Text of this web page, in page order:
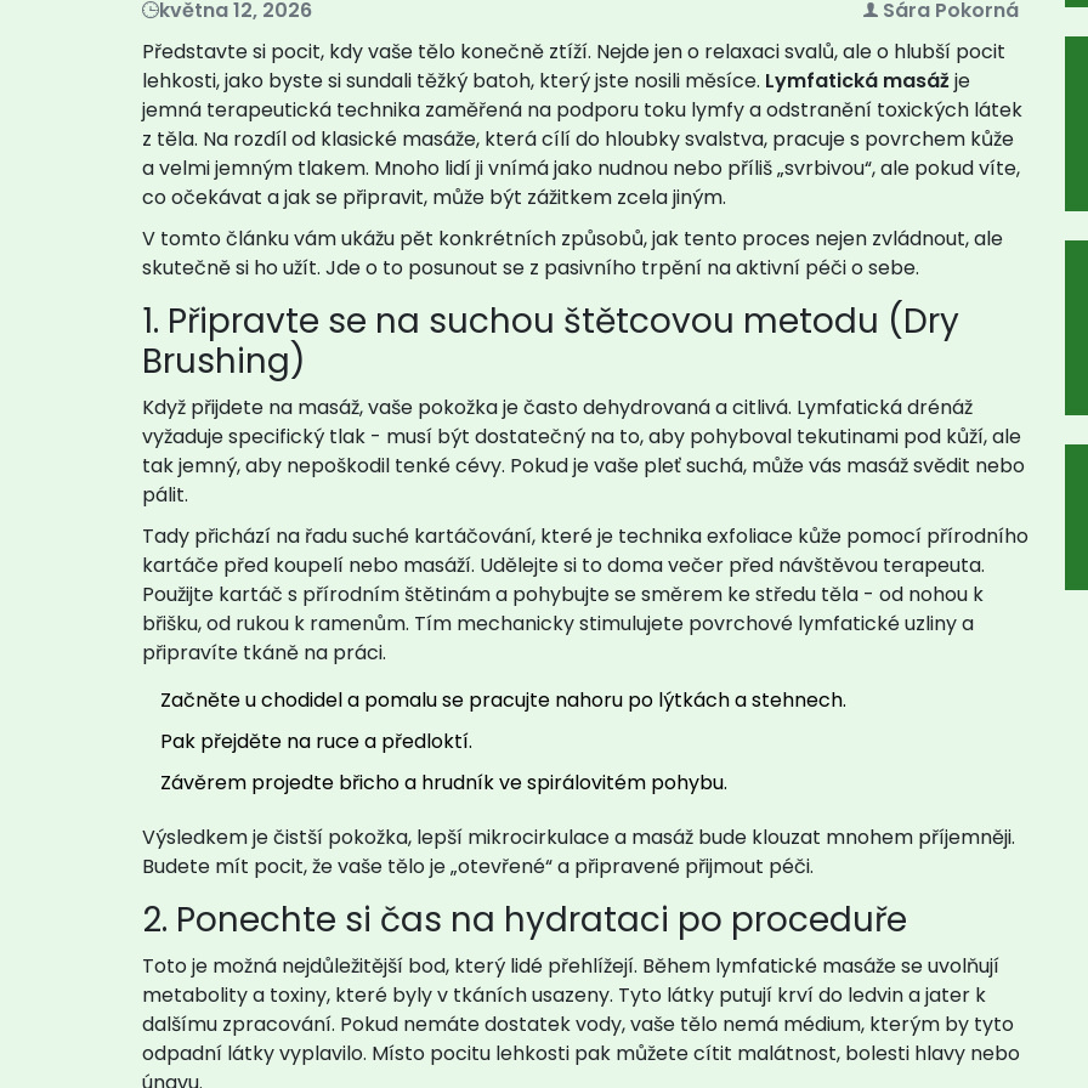
května 12, 2026
Sára Pokorná
Představte si pocit, kdy vaše tělo konečně ztíží. Nejde jen o relaxaci svalů, ale o hlubší pocit
lehkosti, jako byste si sundali těžký batoh, který jste nosili měsíce. Lymfatická masážje
jemná terapeutická technika zaměřená na podporu toku lymfy a odstranění toxických látek
z těla. Na rozdíl od klasické masáže, která cílí do hloubky svalstva, pracuje s povrchem kůže
a velmi jemným tlakem. Mnoho lidí ji vnímá jako nudnou nebo příliš „svrbivou“, ale pokud víte,
co očekávat a jak se připravit, může být zážitkem zcela jiným.
V tomto článku vám ukážu pět konkrétních způsobů, jak tento proces nejen zvládnout, ale
skutečně si ho užít. Jde o to posunout se z pasivního trpění na aktivní péči o sebe.
1. Připravte se na suchou štětcovou metodu (Dry
Brushing)
Když přijdete na masáž, vaše pokožka je často dehydrovaná a citlivá. Lymfatická drénáž
vyžaduje specifický tlak - musí být dostatečný na to, aby pohyboval tekutinami pod kůží, ale
tak jemný, aby nepoškodil tenké cévy. Pokud je vaše pleť suchá, může vás masáž svědit nebo
pálit.
Tady přichází na řadusuché kartáčování, které je technika exfoliace kůže pomocí přírodního
kartáče před koupelí nebo masáží. Udělejte si to doma večer před návštěvou terapeuta.
Použijte kartáč s přírodním štětinám a pohybujte se směrem ke středu těla - od nohou k
břišku, od rukou k ramenům. Tím mechanicky stimulujete povrchové lymfatické uzliny a
připravíte tkáně na práci.
Začněte u chodidel a pomalu se pracujte nahoru po lýtkách a stehnech.
Pak přejděte na ruce a předloktí.
Závěrem projedte břicho a hrudník ve spirálovitém pohybu.
Výsledkem je čistší pokožka, lepší mikrocirkulace a masáž bude klouzat mnohem příjemněji.
Budete mít pocit, že vaše tělo je „otevřené“ a připravené přijmout péči.
2. Ponechte si čas na hydrataci po proceduře
Toto je možná nejdůležitější bod, který lidé přehlížejí. Během lymfatické masáže se uvolňují
metabolity a toxiny, které byly v tkáních usazeny. Tyto látky putují krví do ledvin a jater k
dalšímu zpracování. Pokud nemáte dostatek vody, vaše tělo nemá médium, kterým by tyto
odpadní látky vyplavilo. Místo pocitu lehkosti pak můžete cítit malátnost, bolesti hlavy nebo
únavu.